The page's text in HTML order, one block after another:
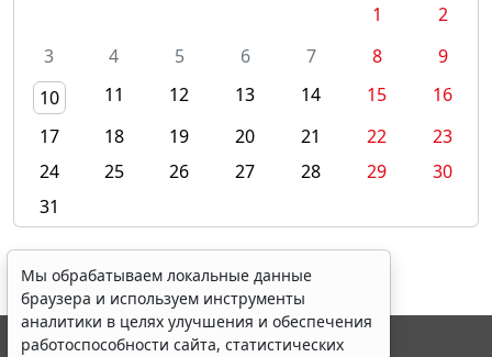
1
2
3
4 5 6 7 8
9
10
11 12 13 14 15
16
17
18 19 20 21 22
23
24
25 26 27 28 29
30
31
Мы обрабатываем локальные данные
браузера и используем инструменты
аналитики в целях улучшения и обеспечения
работоспособности сайта, статистических